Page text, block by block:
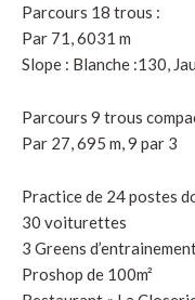
Parcours 18 trous :
Par 71, 6031 m
Slope : Blanche :130,
Parcours 9 trous
Par 27, 695 m, 9 par 3
Practice de 24 postes
30 voiturettes
3 Greens
Proshop de 100m²